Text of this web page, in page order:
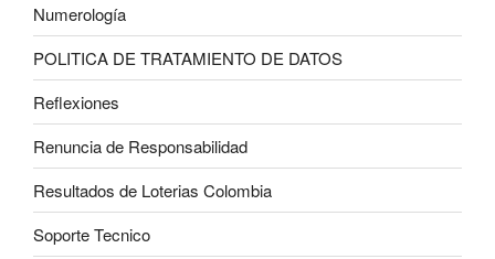
Numerología
POLITICA DE TRATAMIENTO DE DATOS
Reflexiones
Renuncia de Responsabilidad
Resultados de Loterias Colombia
Soporte Tecnico